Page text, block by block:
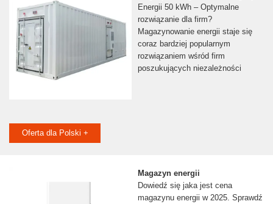
Energii 50 kWh – Optymalne
rozwiązanie dla firm?
Magazynowanie energii staje się
coraz bardziej popularnym
rozwiązaniem wśród firm
poszukujących niezależności
Oferta dla Polski +
Magazyn energii
Dowiedź się jaka jest cena
magazynu energii w 2025. Sprawdź